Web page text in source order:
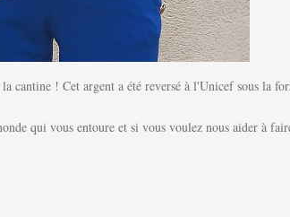
cantine ! Cet argent a été reversé à l'Unicef sous la
qui vous entoure et si vous voulez nous aider à